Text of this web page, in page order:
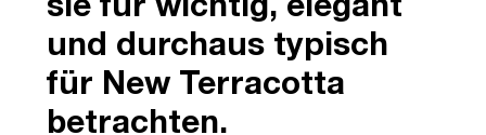
sie für wichtig, elegant
und durchaus typisch
für New Terracotta
betrachten.